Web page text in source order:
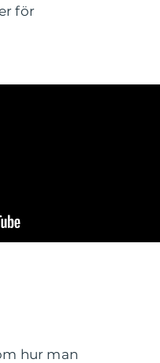
för
hur man